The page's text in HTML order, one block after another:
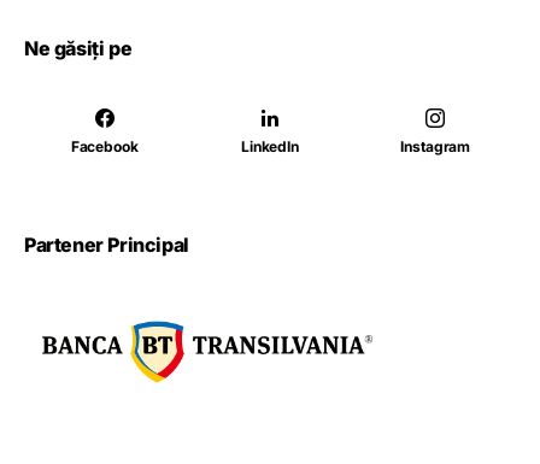
Ne găsiți pe
Facebook LinkedIn Instagram
Partener Principal